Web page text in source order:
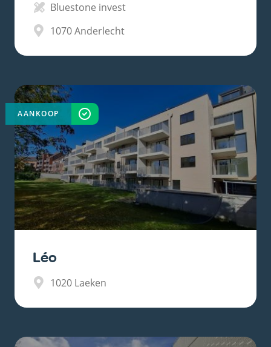
Bluestone invest
1070Anderlecht
Léo
1020 Laeken
AANKOOP VOLTOOID